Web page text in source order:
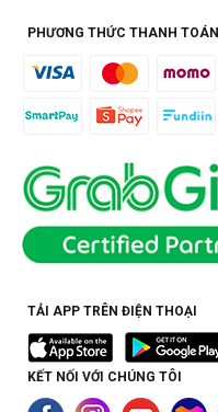
PHƯƠNG THỨC THANH TOÁN
TẢI APP TRÊN ĐIỆN THOẠI
KẾT NỐI VỚI CHÚNG TÔI